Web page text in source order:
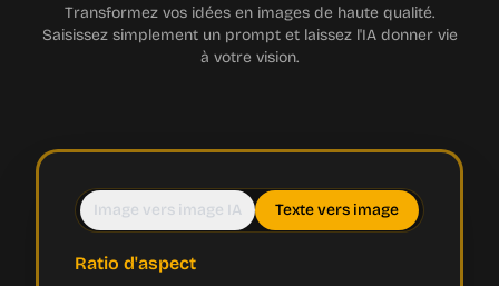
Transformez vos idées en images de haute qualité.
Saisissez simplement un prompt et laissez l'IA donner vie
à votre vision.
Image vers image IA Texte vers image
Ratio d'aspect